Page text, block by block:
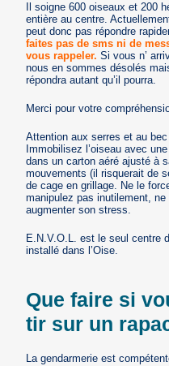
Il soigne 600 oiseaux et 200
entière au centre.
peut donc pas répondre
faites pas de sms ni de
vous rappeler. Si vous n’
nous en sommes désolés
répondra autant qu’il pourra.
Merci pour votre
Attention aux serres et au
Immobilisez l’oiseau avec
dans un carton aéré ajusté à
mouvements (il risquerait de
de cage en grillage. Ne le
manipulez pas inutilement,
augmenter son stress.
E.N.V.O.L. est le seul centre
installé dans l’Oise.
Que faire si
tir sur un
La gendarmerie est